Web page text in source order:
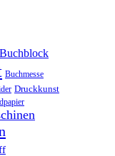
Buchblock
Buchmesse
Druckkunst